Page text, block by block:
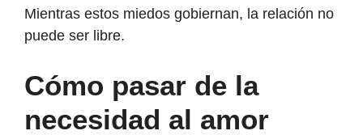
Mientras estos miedos gobiernan, la relación no
puede ser libre.
Cómo pasar de la
necesidad al amor